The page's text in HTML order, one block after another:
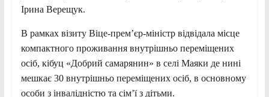
Ірина Верещук.
В рамках візиту Віце-прем’єр-міністр відвідала місце
компактного проживання внутрішньо переміщених
осіб, кібуц «Добрий самарянин» в селі Маяки де нині
мешкає 30 внутрішньо переміщених осіб, в основному
особи з інвалідністю та сім’ї з дітьми.